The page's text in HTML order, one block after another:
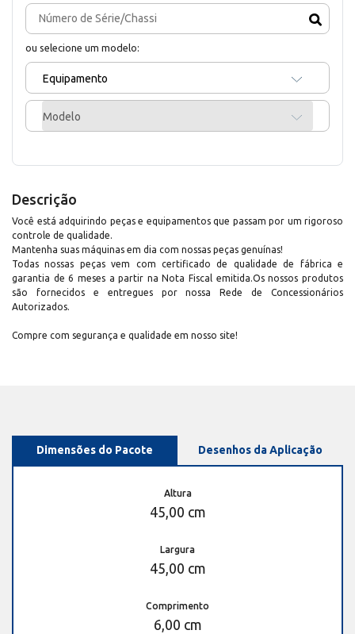
ou selecione um modelo:
Equipamento
Modelo
Descrição
Você está adquirindo peças e equipamentos que passam por um rigoroso
controle de qualidade.
Mantenha suas máquinas em dia com nossas peças genuínas!
Todas nossas peças vem com certificado de qualidade de fábrica e
garantia de 6 meses a partir na Nota Fiscal emitida.Os nossos produtos
são fornecidos e entregues por nossa Rede de Concessionários
Autorizados.
Compre com segurança e qualidade em nosso site!
Dimensões do Pacote Desenhos da Aplicação
Altura
45,00 cm
Largura
45,00 cm
Comprimento
6,00 cm